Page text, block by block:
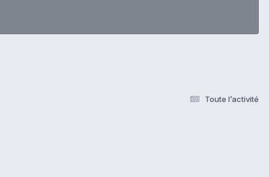
Toute l’activité